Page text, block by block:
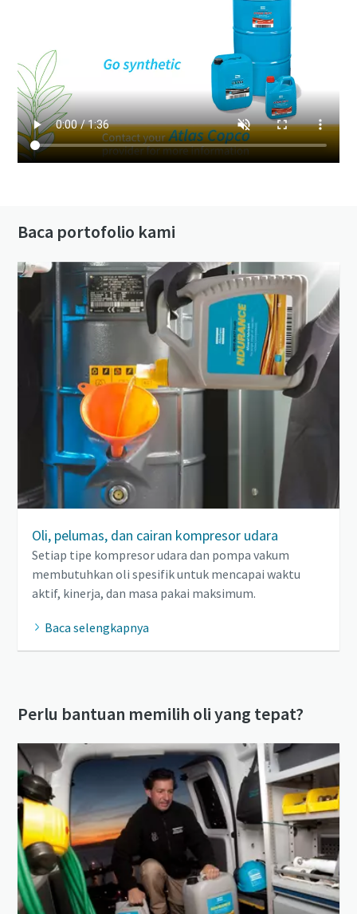
Baca portofolio kami
Oli, pelumas, dan cairan kompresor udara
Setiap tipe kompresor udara dan pompa vakum
membutuhkan oli spesifik untuk mencapai waktu
aktif, kinerja, dan masa pakai maksimum.
Baca selengkapnya
Perlu bantuan memilih oli yang tepat?